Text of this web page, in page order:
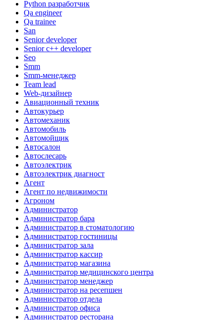
Python разработчик
Qa engineer
Qa trainee
San
Senior developer
Senior с++ developer
Seo
Smm
Smm-менеджер
Team lead
Web-дизайнер
Авиационный техник
Автокурьер
Автомеханик
Автомобиль
Автомойщик
Автосалон
Автослесарь
Автоэлектрик
Автоэлектрик диагност
Агент
Агент по недвижимости
Агроном
Администратор
Администратор бара
Администратор в стоматологию
Администратор гостиницы
Администратор зала
Администратор кассир
Администратор магазина
Администратор медицинского центра
Администратор менеджер
Администратор на ресепшен
Администратор отдела
Администратор офиса
Администратор ресторана